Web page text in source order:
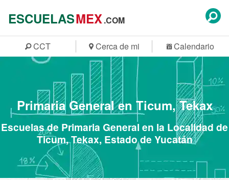
ESCUELASMEX.COM
CCT Cerca de mi Calendario
Primaria General en Ticum, Tekax
Escuelas de Primaria General en la Localidad de
Ticum, Tekax, Estado de Yucatán